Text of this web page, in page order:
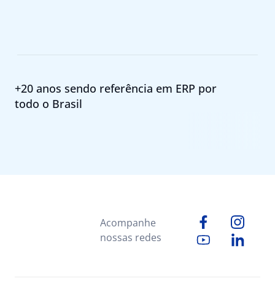
+20 anos sendo referência em ERP por
todo o Brasil
Acompanhe
nossas redes